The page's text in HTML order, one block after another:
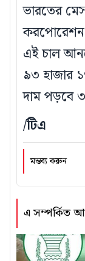
এ সম্পর্কিত
ভারতের
করপোরেশন
এই চাল
৯৩ হাজার
দাম পড়বে
/টিএ
মন্তব্য করুন